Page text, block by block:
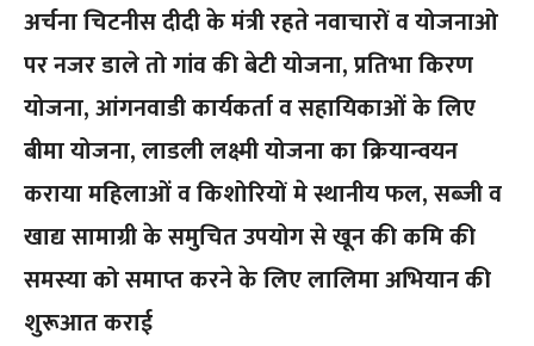
अर्चना चिटनीस दीदी के मंत्री रहते नवाचारों व योजनाओ
पर नजर डाले तो गांव की बेटी योजना, प्रतिभा किरण
योजना, आंगनवाडी कार्यकर्ता व सहायिकाओं के लिए
बीमा योजना, लाडली लक्ष्मी योजना का क्रियान्वयन
कराया महिलाओं व किशोरियों मे स्थानीय फल, सब्जी व
खाद्य सामाग्री के समुचित उपयोग से खून की कमि की
समस्या को समाप्त करने के लिए लालिमा अभियान की
शुरूआत कराई